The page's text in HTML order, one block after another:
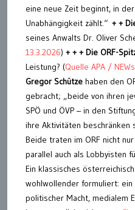
eine neue Zeit beginnt, in
Unabhängigkeit zählt.“ + +
seines Anwalts Dr. Oliver
13.3.2026) + + + Die ORF-
Leistung? (Quelle APA / NEWs
Gregor Schütze haben den
gebracht; „beide von ihren
SPÖ und ÖVP – in den
ihre Aktivitäten beschränken
Beide traten im ORF nicht
parallel auch als Lobbyisten
Ein klassisches
wohlwollender formuliert:
politischer Macht, medialem